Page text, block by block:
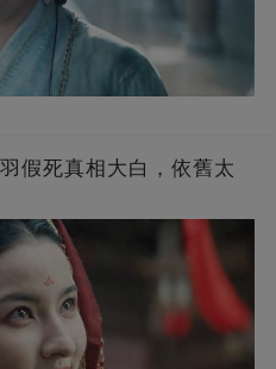
假死真相大白，依舊太